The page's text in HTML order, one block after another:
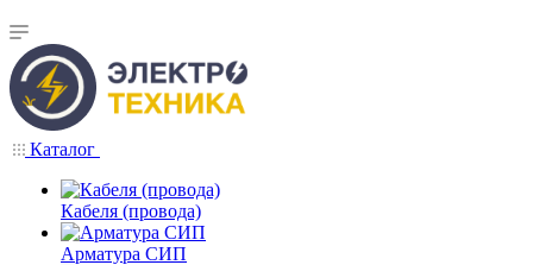
Каталог
Кабеля (провода)
Арматура СИП